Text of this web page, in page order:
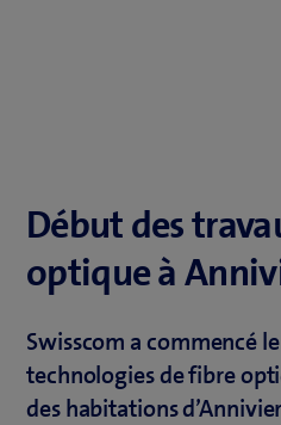
Début des
optique à
Swisscom a commencé
technologies de fibre
des habitations